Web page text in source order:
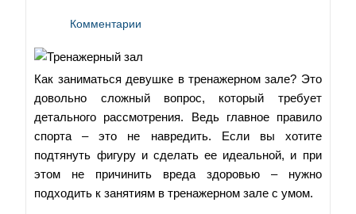
Комментарии
Как заниматься девушке в тренажерном зале? Это
довольно сложный вопрос, который требует
детального рассмотрения. Ведь главное правило
спорта – это не навредить. Если вы хотите
подтянуть фигуру и сделать ее идеальной, и при
этом не причинить вреда здоровью – нужно
подходить к занятиям в тренажерном зале с умом.